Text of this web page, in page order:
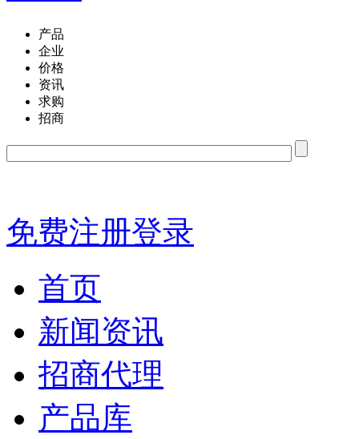
产品
企业
价格
资讯
求购
招商
免费注册登录
首页
新闻资讯
招商代理
产品库